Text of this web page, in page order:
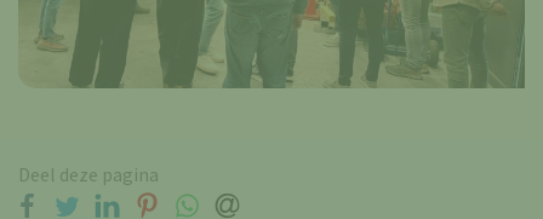
Deel deze pagina
op Facebook
op Twitterop LinkedIn
op Pinterestop WhatsApp